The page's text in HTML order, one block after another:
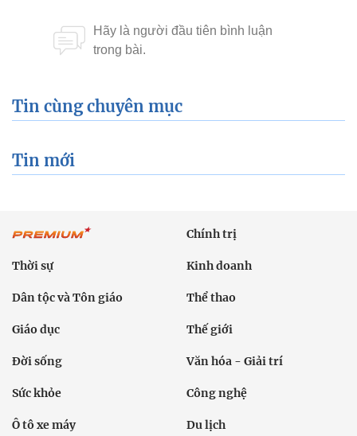
Tin cùng chuyên mục
Tin mới
Chính trị
Thời sự Kinh doanh
Dân tộc và Tôn giáo Thể thao
Giáo dục Thế giới
Đời sống Văn hóa - Giải trí
Sức khỏe Công nghệ
Ô tô xe máy Du lịch